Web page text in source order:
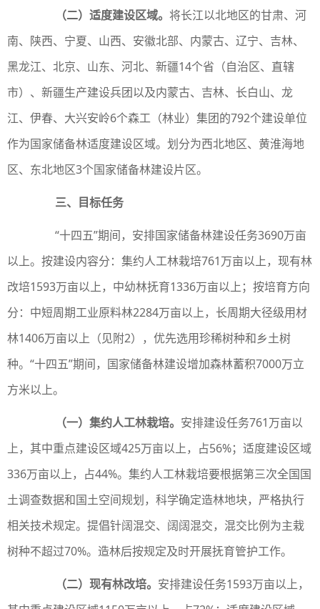
（二）适度建设区域。 将长江以北地区的甘肃、河
南、陕西、宁夏、山西、安徽北部、内蒙古、辽宁、吉林、
黑龙江、北京、山东、河北、新疆14个省（自治区、直辖
市）、新疆生产建设兵团以及内蒙古、吉林、长白山、龙
江、伊春、大兴安岭6个森工（林业）集团的792个建设单位
作为国家储备林适度建设区域。划分为西北地区、黄淮海地
区、东北地区3个国家储备林建设片区。
三、目标任务
“十四五”期间，安排国家储备林建设任务3690万亩
以上。按建设内容分：集约人工林栽培761万亩以上，现有林
改培1593万亩以上，中幼林抚育1336万亩以上；按培育方向
分：中短周期工业原料林2284万亩以上，长周期大径级用材
林1406万亩以上（见附2），优先选用珍稀树种和乡土树
种。“十四五”期间，国家储备林建设增加森林蓄积7000万立
方米以上。
（一）集约人工林栽培。 安排建设任务761万亩以
上，其中重点建设区域425万亩以上，占56%；适度建设区域
336万亩以上，占44%。集约人工林栽培要根据第三次全国国
土调查数据和国土空间规划，科学确定造林地块，严格执行
相关技术规定。提倡针阔混交、阔阔混交，混交比例为主栽
树种不超过70%。造林后按规定及时开展抚育管护工作。
（二）现有林改培。 安排建设任务1593万亩以上，